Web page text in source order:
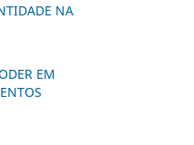
NA
EM